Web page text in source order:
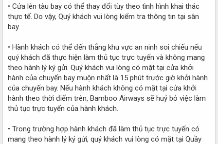
• Cửa lên tàu bay có thể thay đổi tùy theo tình hình khai thác
thực tế. Do vậy, Quý khách vui lòng kiểm tra thông tin tại sân
bay.
• Hành khách có thể đến thẳng khu vực an ninh soi chiếu nếu
quý khách đã thực hiện làm thủ tục trực tuyến và không mang
theo hành lý ký gửi. Quý khách vui lòng có mặt tại cửa khởi
hành của chuyến bay muộn nhất là 15 phút trước giờ khởi hành
của chuyến bay. Nếu hành khách không có mặt tại cửa khởi
hành theo thời điểm trên, Bamboo Airways sẽ huỷ bỏ việc làm
thủ tục trực tuyến của hành khách.
• Trong trường hợp hành khách đã làm thủ tục trực tuyến có
mang theo hành lý ký gửi, quý khách vui lòng có mặt tại Quầy